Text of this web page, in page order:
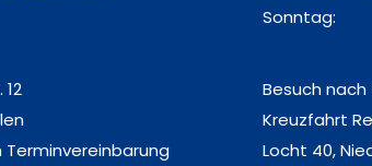
Terminvereinbarung
Besuch
Kreuzfahrt
Locht 40,